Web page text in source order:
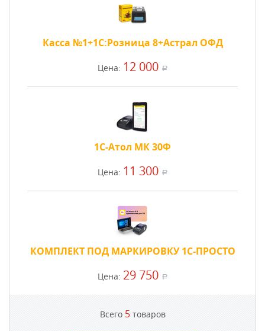
Касса №1+1С:Розница 8+Астрал ОФД
Цена: 12 000 a
1С-Атол МК 30Ф
Цена: 11 300 a
КОМПЛЕКТ ПОД МАРКИРОВКУ 1С-ПРОСТО
Цена: 29 750 a
Всего 5товаров